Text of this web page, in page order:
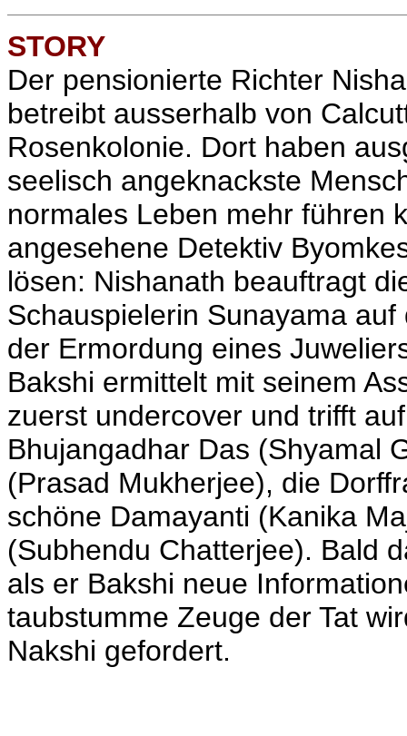
STORY
Der pensionierte Richter
betreibt ausserhalb von
Rosenkolonie. Dort haben
seelisch angeknackste
normales Leben mehr führen
angesehene Detektiv
lösen: Nishanath beauftragt
Schauspielerin Sunayama
der Ermordung eines
Bakshi ermittelt mit seinem
zuerst undercover und trifft
Bhujangadhar Das (Shyamal
(Prasad Mukherjee), die
schöne Damayanti (Kanika
(Subhendu Chatterjee). Bald
als er Bakshi neue
taubstumme Zeuge der Tat
Nakshi gefordert.